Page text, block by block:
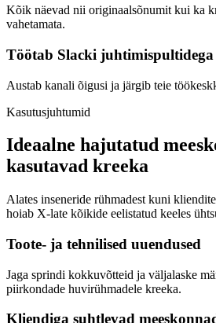
Kõik näevad nii originaalsõnumit kui ka
vahetamata.
Töötab Slacki juhtimispultidega
Austab kanali õigusi ja järgib teie
Kasutusjuhtumid
Ideaalne hajutatud
kasutavad kreeka
Alates inseneride rühmadest kuni
hoiab X-late kõikide eelistatud keeles
Toote- ja tehnilised uuendused
Jaga sprindi kokkuvõtteid ja väljalaske
piirkondade huvirühmadele kreeka.
Kliendiga suhtlevad